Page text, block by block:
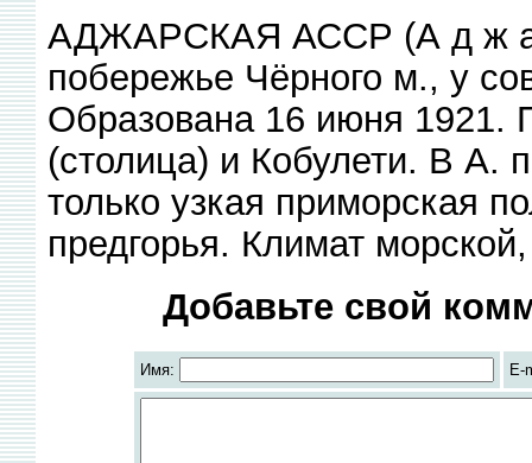
АДЖАРСКАЯ АССР (А д ж а
побережье Чёрного м., у
Образована 16 июня
(столица) и Кобулети. В А.
только узкая приморская
предгорья. Климат
Добавьте свой
Имя: E-